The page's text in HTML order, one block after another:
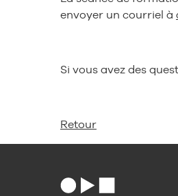
envoyer un courriel à
Si vous avez des
Retour